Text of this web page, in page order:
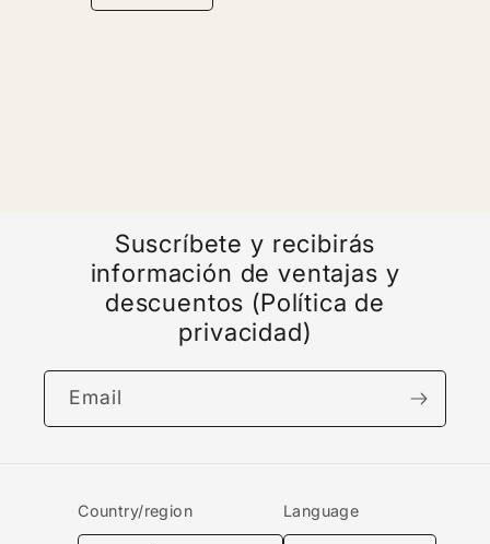
Suscríbete y recibirás
información de ventajas y
descuentos (Política de
privacidad)
Email
Country/region Language